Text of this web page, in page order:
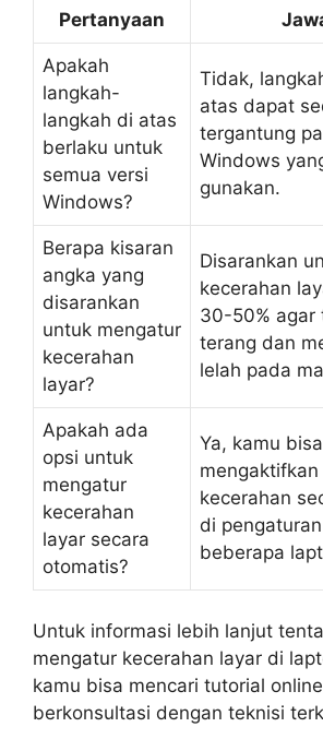
Pertanyaan
Apakah
langkah-
langkah di atas
berlaku untuk
semua versi
Windows?
Tidak,
atas dapat
tergantung
Windows
gunakan.
Berapa kisaran
angka yang
disarankan
untuk mengatur
kecerahan
layar?
Disarankan
kecerahan
30-50% agar
terang dan
lelah pada
Apakah ada
opsi untuk
mengatur
kecerahan
layar secara
otomatis?
Ya, kamu bisa
mengaktifkan
kecerahan
di
beberapa
Untuk informasi lebih lanjut
mengatur kecerahan layar di
kamu bisa mencari tutorial
berkonsultasi dengan teknisi